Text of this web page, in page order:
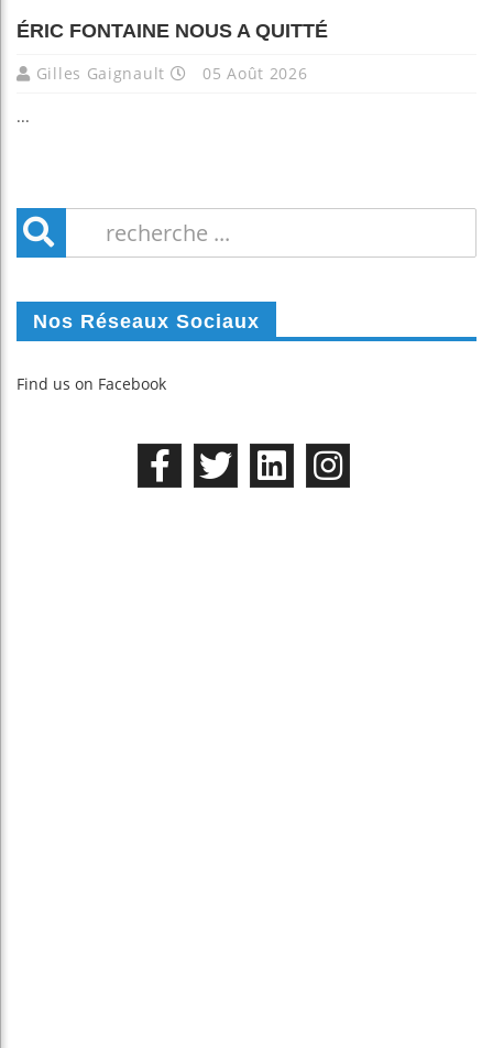
ÉRIC FONTAINE NOUS A QUITTÉ
Gilles Gaignault 05 Août 2026
...
Nos Réseaux Sociaux
Find us on Facebook